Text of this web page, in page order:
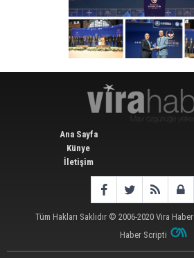
Ana Sayfa
Künye
İletişim
Tüm Hakları Saklıdır © 2006-2020 Vira Haber
Haber Scripti